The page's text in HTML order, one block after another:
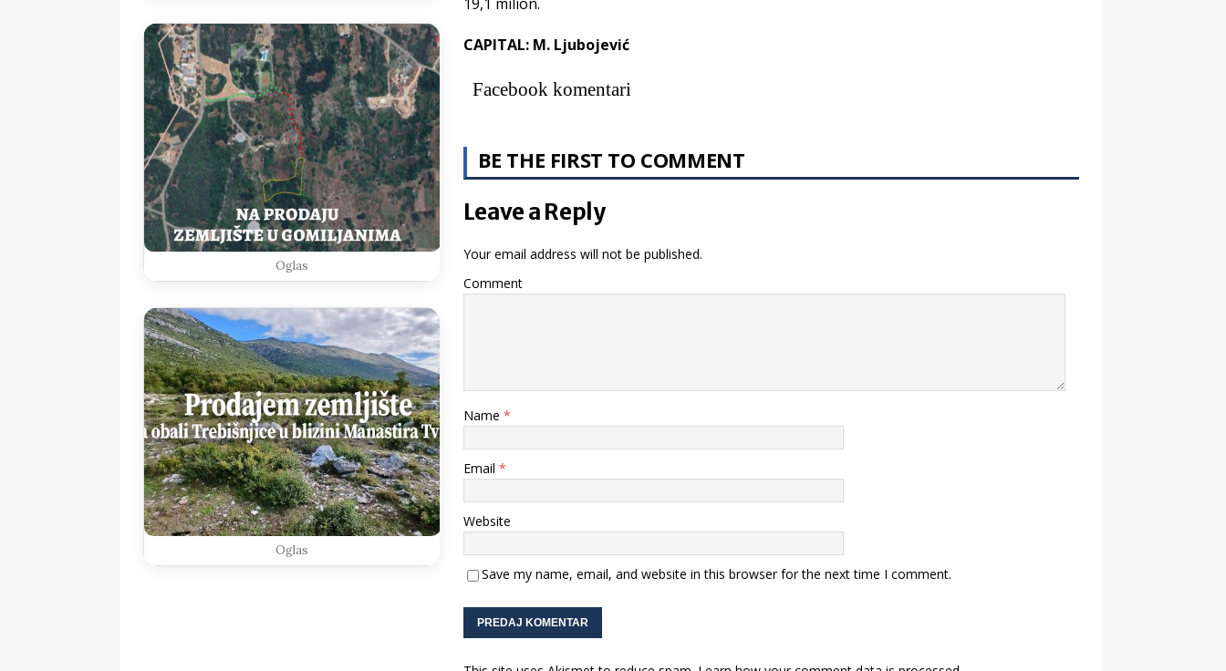
CAPITAL: M. Ljubojević
Facebook komentari
BE THE FIRST TO COMMENT
Leave a Reply
Your email address will not be published.
Comment
Name *
Email *
Website
Save my name, email, and website in this browser for the next time I comment.
Oglas
Oglas